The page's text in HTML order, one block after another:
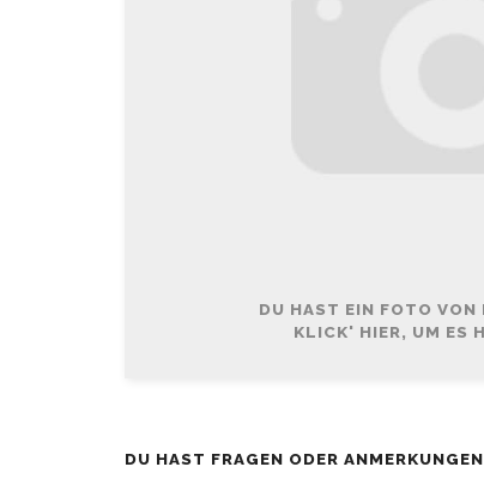
DU HAST EIN FOTO VON
KLICK' HIER, UM ES
DU HAST FRAGEN ODER